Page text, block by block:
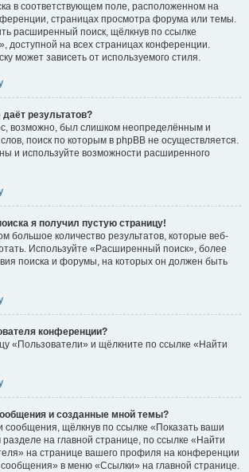
в соответствующем поле, расположенном на
страницах просмотра форума или темы.
расширенный поиск, щёлкнув по ссылке
доступной на всех страницах конференции.
может зависеть от используемого стиля.
результатов?
возможно, был слишком неопределённым и
поиск по которым в phpBB не осуществляется.
и используйте возможности расширенного
я получил пустую страницу!
большое количество результатов, которые веб-
Используйте «Расширенный поиск», более
поиска и форумы, на которых он должен быть
конференции?
«Пользователи» и щёлкните по ссылке «Найти
и созданные мной темы?
сообщения, щёлкнув по ссылке «Показать ваши
на главной странице, по ссылке «Найти
на странице вашего профиля на конференции
в меню «Ссылки» на главной странице.